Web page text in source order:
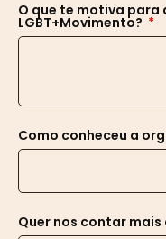
O que te motiva
LGBT+Movimento?
Como conheceu a
Quer nos contar